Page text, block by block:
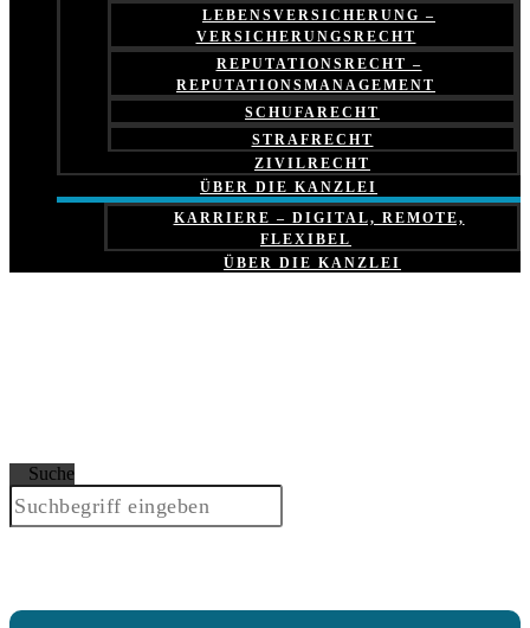
LEBENSVERSICHERUNG –
VERSICHERUNGSRECHT
REPUTATIONSRECHT –
REPUTATIONSMANAGEMENT
SCHUFARECHT
STRAFRECHT
ZIVILRECHT
ÜBER DIE KANZLEI
KARRIERE – DIGITAL, REMOTE,
FLEXIBEL
ÜBER DIE KANZLEI
Suche